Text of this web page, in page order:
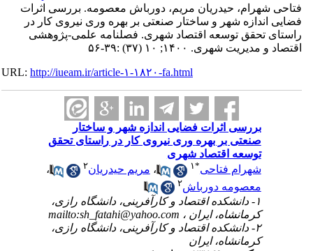
فتاحی شهرام، حیدریان مریم، دورباش معصومه. بررسی اثرات
فضایی اندازه شهر و ساختار صنعتی بر بهره‎ وری نیروی کار در
راستای تحقق توسعه اقتصاد شهری. فصلنامه علمی-پژوهشی
اقتصاد و مدیریت شهری. ۱۴۰۰; ۱۰ (۳۷) :۳۹-۵۶
URL:http://iueam.ir/article-۱-۱۸۲۰-fa.html
بررسی اثرات فضایی اندازه شهر و ساختار
صنعتی بر بهره‎ وری نیروی کار در راستای تحقق
توسعه اقتصاد شهری
شهرام فتاحی
۱ ،مریم حیدریان ۲
،
معصومه دورباش۲
۱- دانشکده اقتصاد و کارآفرینی، دانشگاه رازی،
کرمانشاه، ایران ، mailto:sh_fatahi@yahoo.com
۲- دانشکده اقتصاد و کارآفرینی، دانشگاه رازی،
کرمانشاه، ایران